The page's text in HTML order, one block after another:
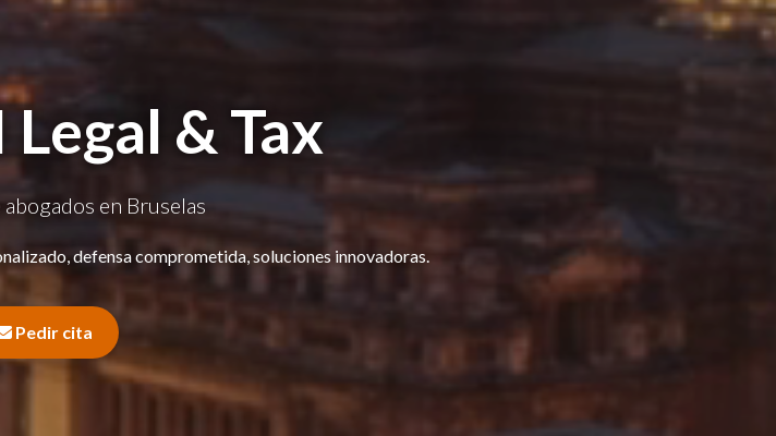
& Tax
en Bruselas
defensa comprometida, soluciones innovadoras.
Pedir cita